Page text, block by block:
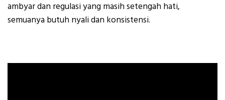
ambyar dan regulasi yang masih setengah hati,
semuanya butuh nyali dan konsistensi.